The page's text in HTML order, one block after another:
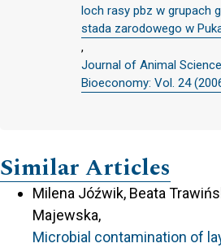
loch rasy pbz w grupach
stada zarodowego w
,
Journal of Animal
Bioeconomy: Vol. 24
Similar Articles
Milena Jóźwik, Beata
Majewska,
Microbial contamination of